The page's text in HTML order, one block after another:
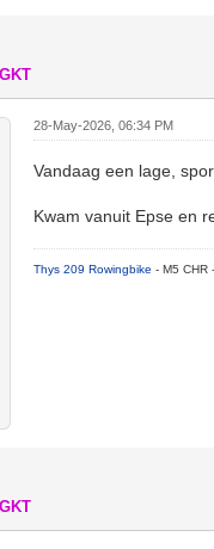
28-May-2026, 06:34 PM
Vandaag een lage,
Kwam vanuit Epse en
Thys 209 Rowingbike- M5 CHR